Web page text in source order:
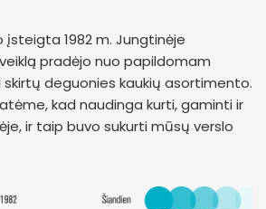
įsteigta 1982 m. Jungtinėje
pradėjo nuo papildomam
deguonies kaukių asortimento.
kad naudinga kurti, gaminti ir
ir taip buvo sukurti mūsų verslo